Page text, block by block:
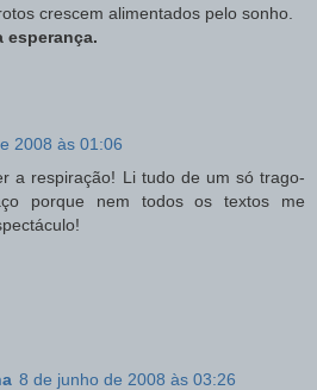
crescem alimentados pelo sonho.
esperança.
2008 às 01:06
a respiração! Li tudo de um só trago-
porque nem todos os textos me
8 de junho de 2008 às 03:26